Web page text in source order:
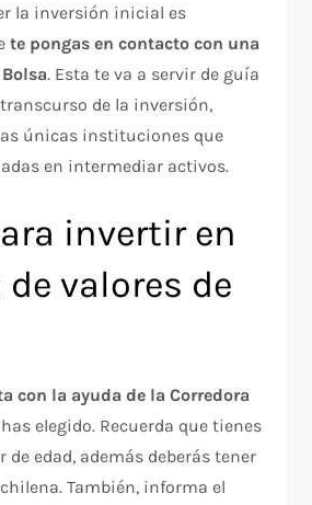
la inversión inicial es
te pongas en contacto con una
. Esta te va a servir de guía
de la inversión,
únicas instituciones que
en intermediar activos.
invertir en
valores de
con la ayuda de la Corredora
elegido. Recuerda que tienes
de edad, además deberás tener
También, informa el